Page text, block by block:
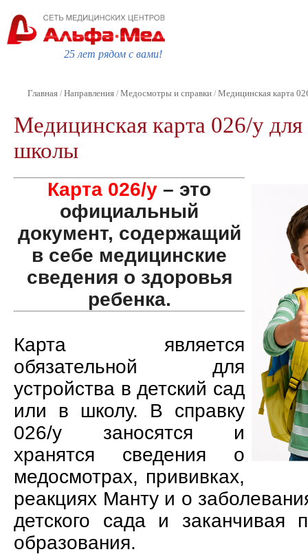
25 лет рядом с вами!
Главная / Направления / Медосмотры и справки / Медицинская карта
Медицинская карта 026/у для
школы
Карта 026/у – это
официальный
документ, содержащий
в себе медицинские
сведения о здоровья
ребенка.
Карта является
обязательной для
устройства в детский сад
или в школу. В справку
026/у заносятся и
хранятся сведения о
медосмотрах, прививках,
реакциях Манту и о
детского сада и заканчивая
образования.